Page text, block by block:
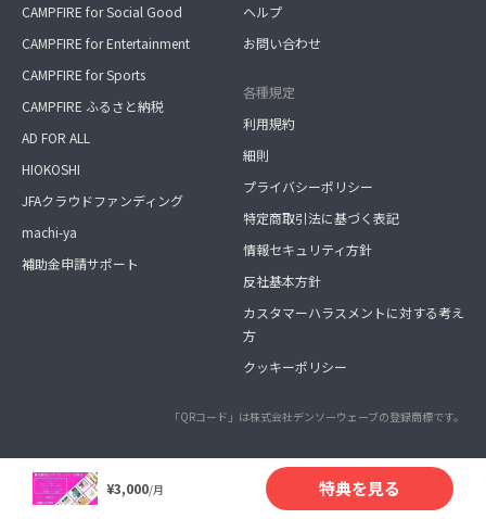
¥3,000/月 特典を見る
CAMPFIRE for Social Good
CAMPFIRE for Entertainment
CAMPFIRE for Sports
CAMPFIRE ふるさと納税
AD FOR ALL
HIOKOSHI
JFAクラウドファンディング
machi-ya
補助金申請サポート
ヘルプ
お問い合わせ
各種規定
利用規約
細則
プライバシーポリシー
特定商取引法に基づく表記
情報セキュリティ方針
反社基本方針
カスタマーハラスメントに対する考え
方
クッキーポリシー
「QRコード」は株式会社デンソーウェーブの登録商標です。